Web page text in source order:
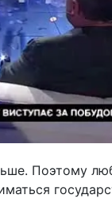
Поэтому